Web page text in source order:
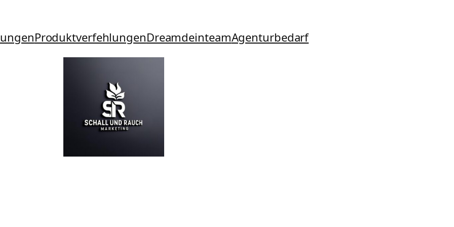
ProduktverfehlungenDreamdeinteamAgenturbedarf